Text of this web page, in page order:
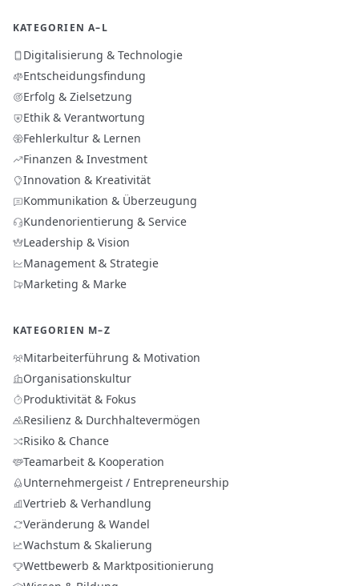
KATEGORIEN A–L
Digitalisierung & Technologie
Entscheidungsfindung
Erfolg & Zielsetzung
Ethik & Verantwortung
Fehlerkultur & Lernen
Finanzen & Investment
Innovation & Kreativität
Kommunikation & Überzeugung
Kundenorientierung & Service
Leadership & Vision
Management & Strategie
Marketing & Marke
KATEGORIEN M–Z
Mitarbeiterführung & Motivation
Organisationskultur
Produktivität & Fokus
Resilienz & Durchhaltevermögen
Risiko & Chance
Teamarbeit & Kooperation
Unternehmergeist / Entrepreneurship
Vertrieb & Verhandlung
Veränderung & Wandel
Wachstum & Skalierung
Wettbewerb & Marktpositionierung